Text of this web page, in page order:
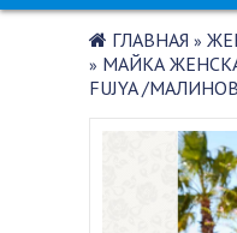
ГЛАВНАЯ »
» МАЙКА
FUJYA /